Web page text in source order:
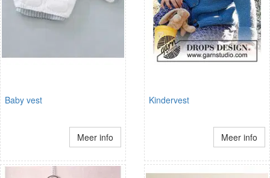
Baby vest
Meer info
Kindervest
Meer info